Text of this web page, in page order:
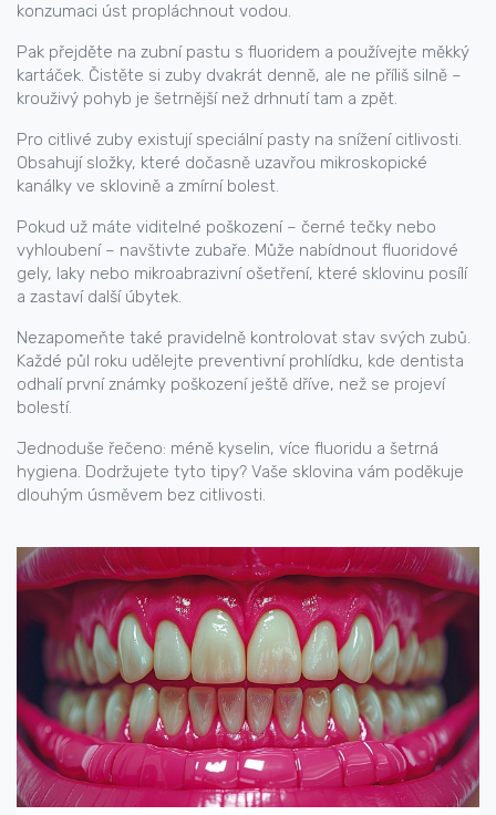
konzumaci úst propláchnout vodou.
Pak přejděte na zubní pastu s fluoridem a používejte měkký
kartáček. Čistěte si zuby dvakrát denně, ale ne příliš silně –
krouživý pohyb je šetrnější než drhnutí tam a zpět.
Pro citlivé zuby existují speciální pasty na snížení citlivosti.
Obsahují složky, které dočasně uzavřou mikroskopické
kanálky ve sklovině a zmírní bolest.
Pokud už máte viditelné poškození – černé tečky nebo
vyhloubení – navštivte zubaře. Může nabídnout fluoridové
gely, laky nebo mikroabrazivní ošetření, které sklovinu posílí
a zastaví další úbytek.
Nezapomeňte také pravidelně kontrolovat stav svých zubů.
Každé půl roku udělejte preventivní prohlídku, kde dentista
odhalí první známky poškození ještě dříve, než se projeví
bolestí.
Jednoduše řečeno: méně kyselin, více fluoridu a šetrná
hygiena. Dodržujete tyto tipy? Vaše sklovina vám poděkuje
dlouhým úsměvem bez citlivosti.